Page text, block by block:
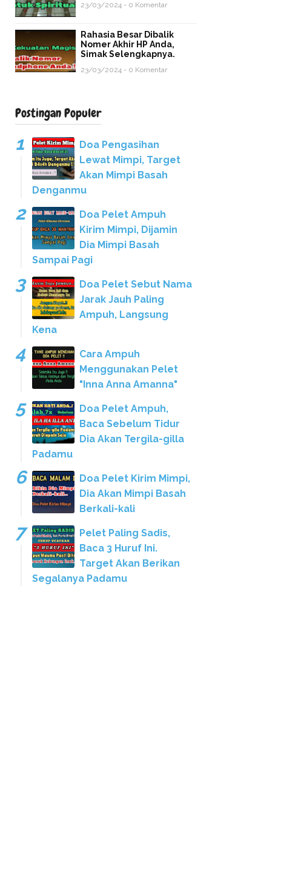
23/03/2024 - 0 Komentar
Rahasia Besar Dibalik
Nomer Akhir HP Anda,
Simak Selengkapnya.
23/03/2024 - 0 Komentar
Postingan Populer
Doa Pengasihan
Lewat Mimpi, Target
Akan Mimpi Basah
Denganmu
Doa Pelet Ampuh
Kirim Mimpi, Dijamin
Dia Mimpi Basah
Sampai Pagi
Doa Pelet Sebut Nama
Jarak Jauh Paling
Ampuh, Langsung
Kena
Cara Ampuh
Menggunakan Pelet
"Inna Anna Amanna"
Doa Pelet Ampuh,
Baca Sebelum Tidur
Dia Akan Tergila-gilla
Padamu
Doa Pelet Kirim Mimpi,
Dia Akan Mimpi Basah
Berkali-kali
Pelet Paling Sadis,
Baca 3 Huruf Ini.
Target Akan Berikan
Segalanya Padamu